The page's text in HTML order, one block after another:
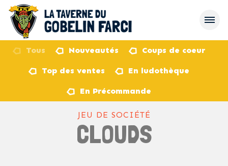
Tous Nouveautés Coups de coeur
Top des ventes En ludothèque
En Précommande
JEU DE SOCIÉTÉ
CLOUDS